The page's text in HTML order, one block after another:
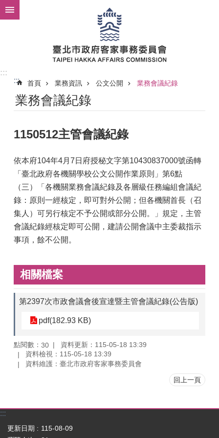
跳到主要內容區塊
:::
:::
首頁 業務資訊 公文公開 業務會議紀錄
業務會議紀錄
1150512主管會議紀錄
依本府104年4月7日府授秘文字第10430837000號函轉
「臺北政府各機關學校公文公開作業原則」第6點
（三）「各機關業務會議紀錄及各層級任務編組會議紀
錄：原則一經核定，即可對外公開；但各機關首長（召
集人）可另行核定不予公開或部分公開。」規定，主管
會議紀錄經核定即可公開，建請公開會議中主委裁指示
事項，餘不公開。
相關檔案
第2397次市政會議會後宣達暨主管會議紀錄(公告版)
pdf(182.93 KB)
點閱數： 30
資料更新：115-05-18 13:39
資料檢視：115-05-18 13:39
資料維護：臺北市政府客家事務委員會
回上一頁
:::
更新日期
115-08-09